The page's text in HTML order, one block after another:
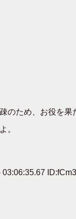
ため、お役を果
。